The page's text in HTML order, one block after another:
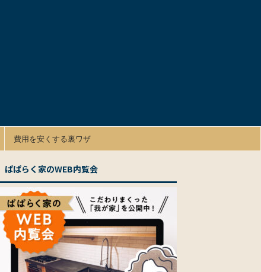
費用を安くする裏ワザ
ぱぱらく家のWEB内覧会